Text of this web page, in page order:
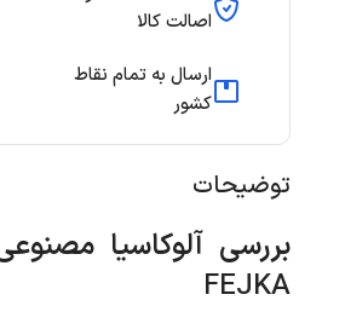
اصالت کالا
ارسال به تمام نقاط
کشور
توضیحات
بررسی آلوکاسیا
FEJKA